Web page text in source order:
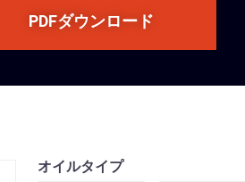
PDFダウンロード
オイルタイプ